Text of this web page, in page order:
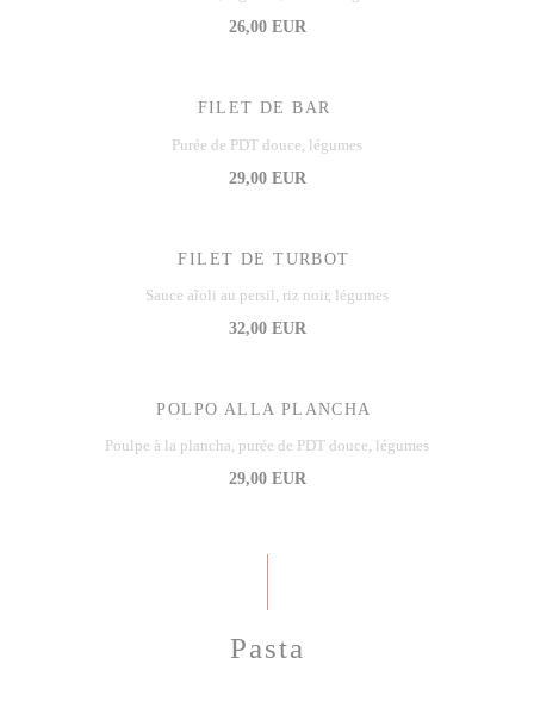
26,00 EUR
FILET DE BAR
Purée de PDT douce, légumes
29,00 EUR
FILET DE TURBOT
Sauce aĩoli au persil, riz noir, légumes
32,00 EUR
POLPO ALLA PLANCHA
Poulpe à la plancha, purée de PDT douce, légumes
29,00 EUR
Pasta